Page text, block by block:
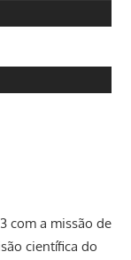
com a missão de
científica do